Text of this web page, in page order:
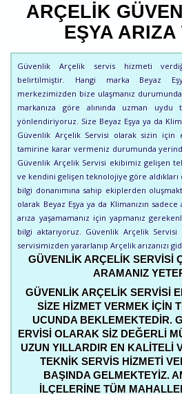
ARÇELIK
EŞYA ARIZA
Güvenlik Arçelik servis hizmeti
belirtilmiştir. Hangi marka Beyaz
merkezimizden bize ulaşmanız
markanıza göre alınında uzman
yönlendiriyoruz. Size Beyaz Eşya ya da
Güvenlik Arçelik Servisi olarak sizin
tamirine karar vermeniz durumunda
Güvenlik Arçelik Servisi ekibimiz gelişen
ve kendini gelişen teknolojiye göre
bilgi donanımına sahip ekiplerden
olarak Beyaz Eşya ya da Klimanızın
arıza yaşamamanız için yapmanız
bilgi aktarıyoruz. Güvenlik Arçelik
servisimizden yararlanıp Arçelik arızanızı
GÜVENLIK ARÇELIK SERVISI
ARAMANIZ
GÜVENLIK ARÇELIK SERVISI
SIZE HIZMET VERMEK IÇIN
UCUNDA BEKLEMEKTEDIR.
ERVISI OLARAK SIZ DEĞERLI
UZUN YILLARDIR EN KALITELI
TEKNIK SERVIS HIZMETI
BAŞINDA GELMEKTEYIZ.
ILÇELERINE TÜM